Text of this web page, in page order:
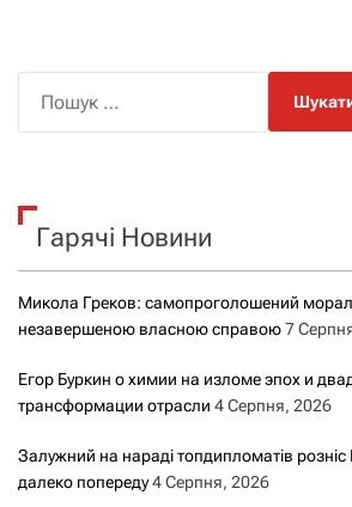
к
Гарячі Новини
Микола Греков: самопроголошений
незавершеною власною справою7
Егор Буркин о химии на изломе эпох и
трансформации отрасли 4 Серпня, 2026
Залужний на нараді топдипломатів
далеко попереду4 Серпня, 2026